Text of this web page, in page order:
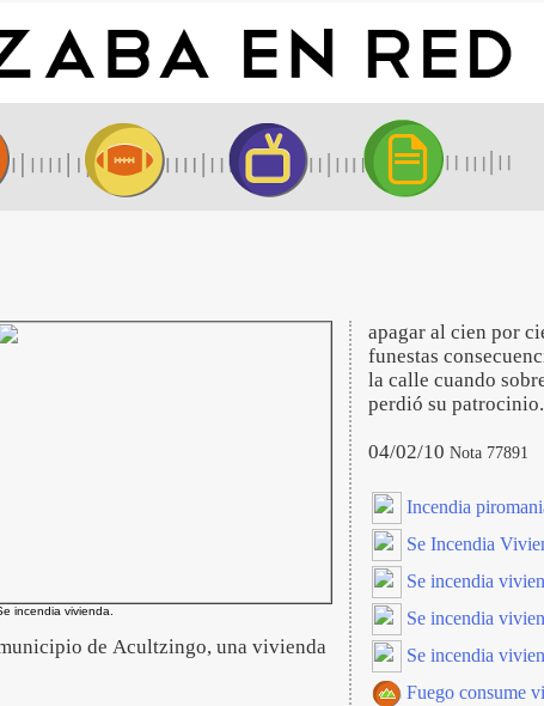
incendia vivienda.
de Acultzingo, una vivienda
apagar al cien por
funestas
la calle cuando
perdió su patrocinio.
04/02/10 Nota 77891
Incendia
Se Incendia
Se incendia
Se incendia
Se incendia
Fuego consume